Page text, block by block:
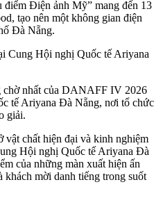
điểm Điện ảnh Mỹ” mang đến 13
tạo nên một không gian điện
Đà Nẵng.
Cung Hội nghị Quốc tế Ariyana
chờ nhất của DANAFF IV 2026
tế Ariyana Đà Nẵng, nơi tổ chức
giải.
vật chất hiện đại và kinh nghiệm
Hội nghị Quốc tế Ariyana Đà
của những màn xuất hiện ấn
khách mời danh tiếng trong suốt